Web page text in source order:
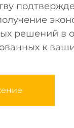
решений в
к